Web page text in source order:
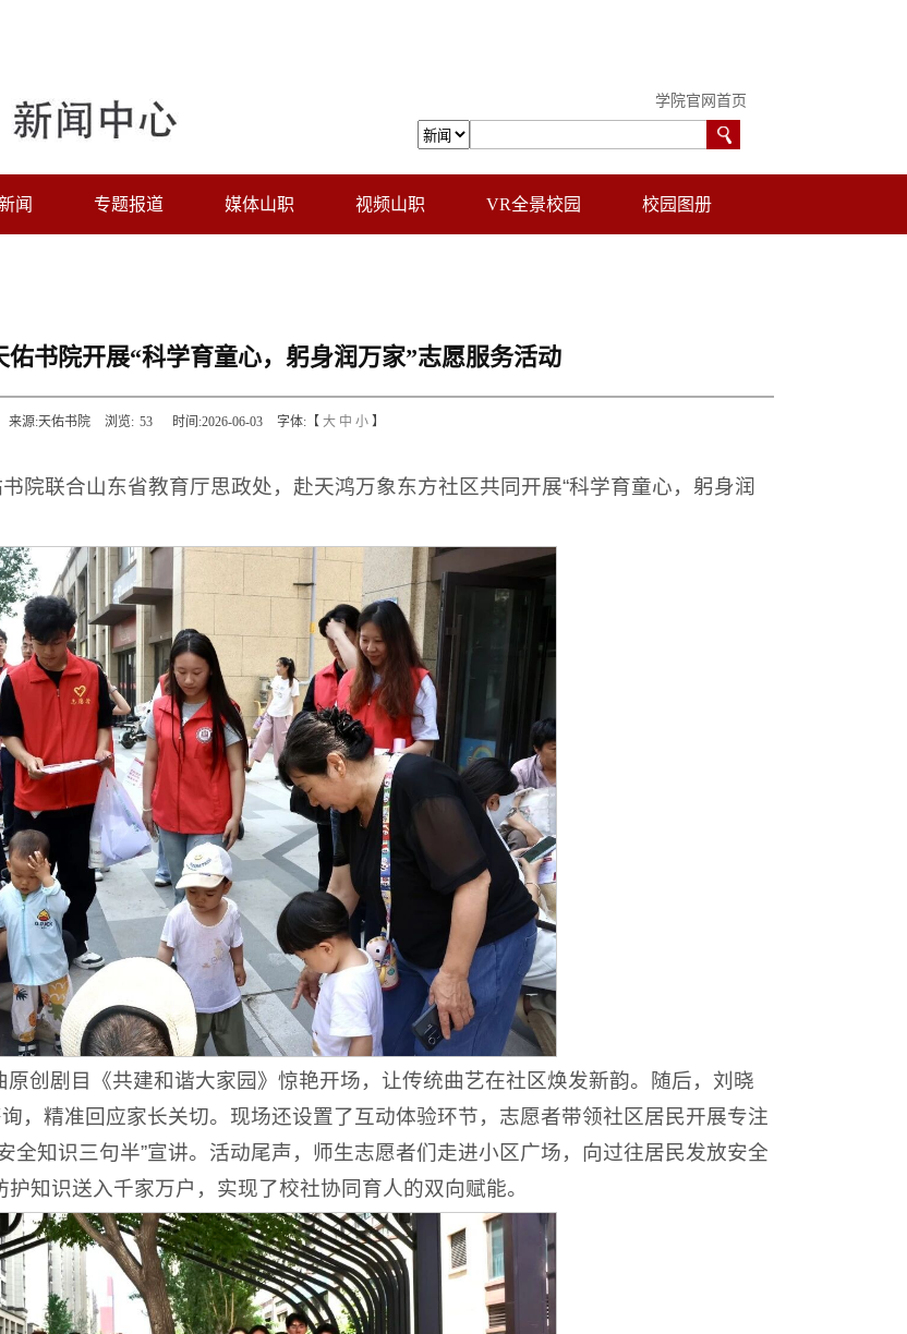
学院官网首页
闻 专题报道 媒体山职 视频山职 VR全景校园 校园图册
佑书院开展“科学育童心，躬身润万家”志愿服务活动
来源:天佑书院 浏览: 53 时间:2026-06-03 字体:【 大 中 小】
院联合山东省教育厅思政处，赴天鸿万象东方社区共同开展“科学育童心，躬身润
创剧目《共建和谐大家园》惊艳开场，让传统曲艺在社区焕发新韵。随后，刘晓
，精准回应家长关切。现场还设置了互动体验环节，志愿者带领社区居民开展专注
全知识三句半”宣讲。活动尾声，师生志愿者们走进小区广场，向过往居民发放安全
知识送入千家万户，实现了校社协同育人的双向赋能。